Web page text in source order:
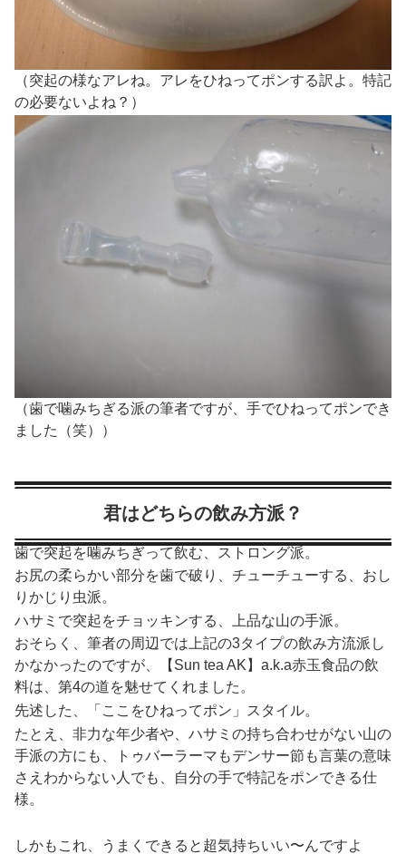
（突起の様なアレね。アレをひねってポンする訳よ。特記
の必要ないよね？）
（歯で噛みちぎる派の筆者ですが、手でひねってポンでき
ました（笑））
君はどちらの飲み方派？
歯で突起を噛みちぎって飲む、ストロング派。
お尻の柔らかい部分を歯で破り、チューチューする、おし
りかじり虫派。
ハサミで突起をチョッキンする、上品な山の手派。
おそらく、筆者の周辺では上記の3タイプの飲み方流派し
かなかったのですが、【Sun tea AK】a.k.a赤玉食品の飲
料は、第4の道を魅せてくれました。
先述した、「ここをひねってポン」スタイル。
たとえ、非力な年少者や、ハサミの持ち合わせがない山の
手派の方にも、
トゥバーラーマもデンサー節も言葉の意味
さえわからない人でも、自分の手で特記をポンできる仕
様。
しかもこれ、うまくできると超気持ちいい〜んですよ